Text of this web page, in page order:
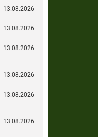
13.08.2026
13.08.2026
13.08.2026
13.08.2026
13.08.2026
13.08.2026